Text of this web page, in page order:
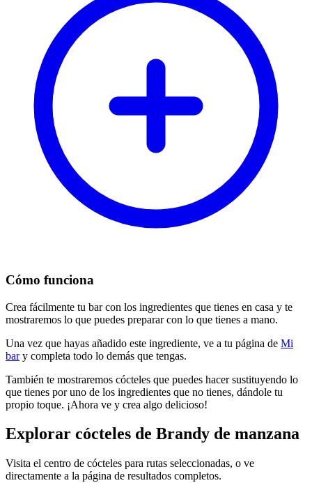
Cómo funciona
Crea fácilmente tu bar con los ingredientes que tienes en casa y te
mostraremos lo que puedes preparar con lo que tienes a mano.
Una vez que hayas añadido este ingrediente, ve a tu página de Mi
bary completa todo lo demás que tengas.
También te mostraremos cócteles que puedes hacer sustituyendo lo
que tienes por uno de los ingredientes que no tienes, dándole tu
propio toque. ¡Ahora ve y crea algo delicioso!
Explorar cócteles de Brandy de manzana
Visita el centro de cócteles para rutas seleccionadas, o ve
directamente a la página de resultados completos.